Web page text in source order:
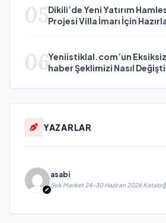
05Dikili’de Yeni Yatırım
Projesi Villa İmarı İçin
06Yeniistiklal.com’un
haber Şeklimizi Nasıl
YAZARLAR
asabi
Şok Market 24-30 Haziran 2026
Hazır Mısınız?